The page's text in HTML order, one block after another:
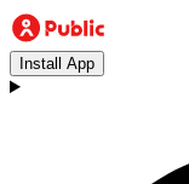
Install App